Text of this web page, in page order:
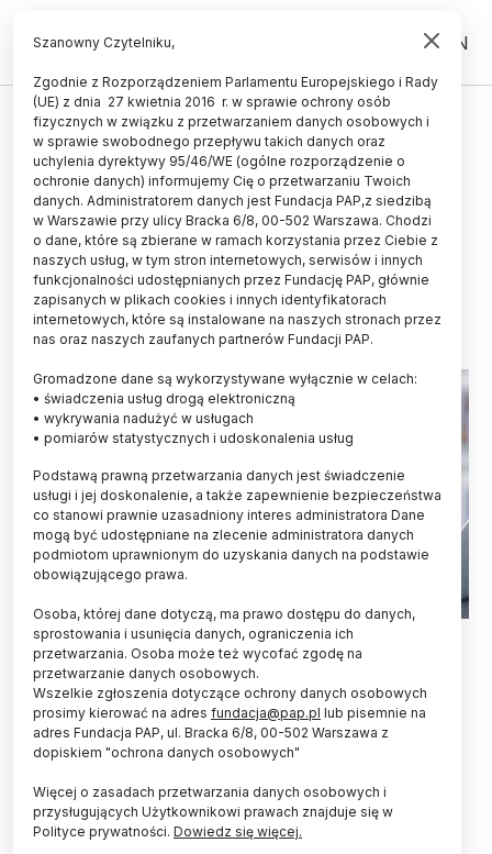
PL EN
TECHNOLOGIA
Raport: pracownicy przyszłości
powinni znać narzędzia AI oraz
cechować się empatią i
kreatywnością
16.05.2025
aktualizacja: 16.05.2025
3 minuty czytania
Fot. Adobe Stock
Profesjonalista przyszłości musi nie tylko znać
narzędzia AI, ale również cechować się, empatią,
kreatywnością i myśleniem projektowym - wynika
z raportu „FUTUREPROOF 2.0.“ przygotowanego
przez SWPS na kongres Impact'25. W dobie AI
ważne będą też m.in. relokacja talentów i
stawianie na różnorodność.
Szanowny Czytelniku,
Zgodnie z Rozporządzeniem Parlamentu Europejskiego i Rady
(UE) z dnia 27 kwietnia 2016 r. w sprawie ochrony osób
fizycznych w związku z przetwarzaniem danych osobowych i
w sprawie swobodnego przepływu takich danych oraz
uchylenia dyrektywy 95/46/WE (ogólne rozporządzenie o
ochronie danych) informujemy Cię o przetwarzaniu Twoich
danych. Administratorem danych jest Fundacja PAP,z siedzibą
w Warszawie przy ulicy Bracka 6/8, 00-502 Warszawa. Chodzi
o dane, które są zbierane w ramach korzystania przez Ciebie z
naszych usług, w tym stron internetowych, serwisów i innych
funkcjonalności udostępnianych przez Fundację PAP, głównie
zapisanych w plikach cookies i innych identyfikatorach
internetowych, które są instalowane na naszych stronach przez
nas oraz naszych zaufanych partnerów Fundacji PAP.
Gromadzone dane są wykorzystywane wyłącznie w celach:
• świadczenia usług drogą elektroniczną
• wykrywania nadużyć w usługach
• pomiarów statystycznych i udoskonalenia usług
Podstawą prawną przetwarzania danych jest świadczenie
usługi i jej doskonalenie, a także zapewnienie bezpieczeństwa
co stanowi prawnie uzasadniony interes administratora Dane
mogą być udostępniane na zlecenie administratora danych
podmiotom uprawnionym do uzyskania danych na podstawie
obowiązującego prawa.
Osoba, której dane dotyczą, ma prawo dostępu do danych,
sprostowania i usunięcia danych, ograniczenia ich
przetwarzania. Osoba może też wycofać zgodę na
przetwarzanie danych osobowych.
Wszelkie zgłoszenia dotyczące ochrony danych osobowych
prosimy kierować na adres fundacja@pap.pl lub pisemnie na
adres Fundacja PAP, ul. Bracka 6/8, 00-502 Warszawa z
dopiskiem "ochrona danych osobowych"
Więcej o zasadach przetwarzania danych osobowych i
przysługujących Użytkownikowi prawach znajduje się w
Polityce prywatności. Dowiedz się więcej.